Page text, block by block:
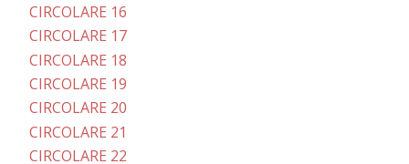
CIRCOLARE 16
CIRCOLARE 17
CIRCOLARE 18
CIRCOLARE 19
CIRCOLARE 20
CIRCOLARE 21
CIRCOLARE 22